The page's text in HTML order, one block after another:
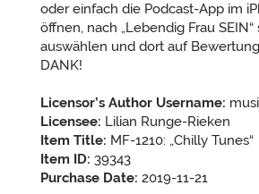
oder einfach die Podcast-App im
öffnen, nach „Lebendig Frau SEIN“
auswählen und dort auf
DANK!
Licensor’s Author Username:
Licensee: Lilian Runge-Rieken
Item Title: MF-1210: „Chilly Tunes“
Item ID: 39343
Purchase Date: 2019-11-21